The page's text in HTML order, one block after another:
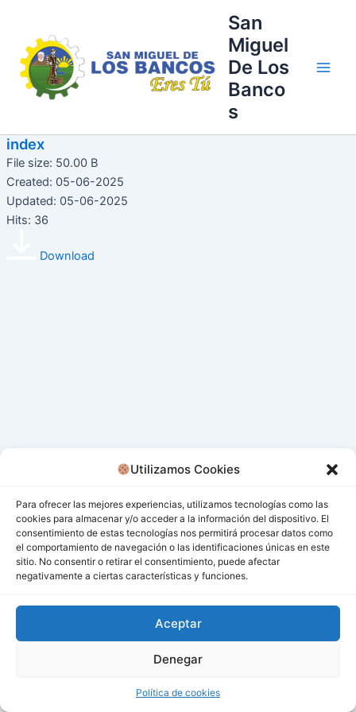
Utilizamos Cookies
Para ofrecer las mejores experiencias, utilizamos tecnologías como las
cookies para almacenar y/o acceder a la información del dispositivo. El
consentimiento de estas tecnologías nos permitirá procesar datos como
el comportamiento de navegación o las identificaciones únicas en este
sitio. No consentir o retirar el consentimiento, puede afectar
negativamente a ciertas características y funciones.
Aceptar
Denegar
Política de cookies
contenido
San
Miguel
De Los
Banco
s
index
File size: 50.00 B
Created: 05-06-2025
Updated: 05-06-2025
Hits: 36
Download
Todos los derechos © 2026 San Miguel De Los Bancos |